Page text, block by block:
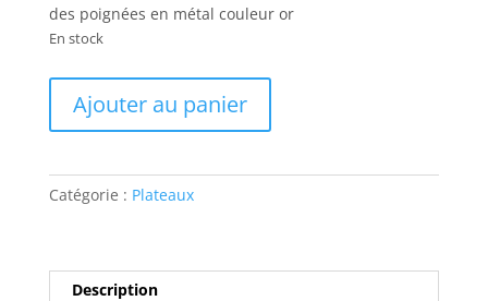
des poignées en métal couleur or
En stock
Plateau
bois
marron
Ajouter au panier
Catégorie : Plateaux
Description